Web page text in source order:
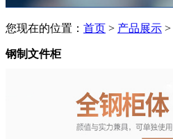
您现在的位置： 首页 > 产品展示 >
钢制文件柜